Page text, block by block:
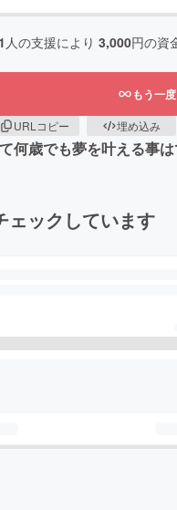
1 人の支援により 3,000円の資
もう一
URLコピー 埋め込み
何歳でも夢を叶える事
ェックしています